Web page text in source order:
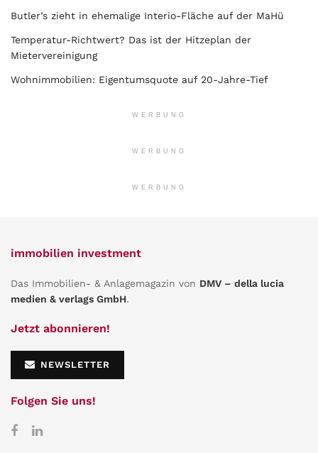
Butler’s zieht in ehemalige Interio-Fläche auf der MaHü
Temperatur-Richtwert? Das ist der Hitzeplan der
Mietervereinigung
Wohnimmobilien: Eigentumsquote auf 20-Jahre-Tief
WERBUNG
WERBUNG
WERBUNG
immobilien investment
Das Immobilien- & Anlagemagazin von DMV – della lucia
medien & verlags GmbH.
Jetzt abonnieren!
NEWSLETTER
Folgen Sie uns!